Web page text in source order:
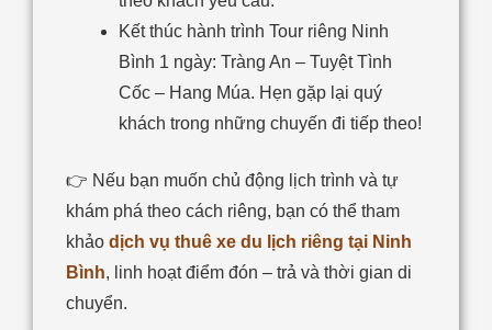
Kết thúc hành trình Tour riêng Ninh
Bình 1 ngày: Tràng An – Tuyệt Tình
Cốc – Hang Múa. Hẹn gặp lại quý
khách trong những chuyến đi tiếp theo!
👉 Nếu bạn muốn chủ động lịch trình và tự
khám phá theo cách riêng, bạn có thể tham
khảo dịch vụ thuê xe du lịch riêng tại Ninh
Bình, linh hoạt điểm đón – trả và thời gian di
chuyển.